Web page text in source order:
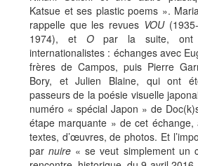
Katsue et ses plastic poems ».
rappelle que les revues VOU
1974), et Opar la suite, ont
internationalistes : échanges avec
frères de Campos, puis Pierre
Bory, et Julien Blaine, qui ont
passeurs de la poésie visuelle
numéro « spécial Japon » de
étape marquante » de cet
textes, d’œuvres, de photos. Et
parnuire « se veut simplement un